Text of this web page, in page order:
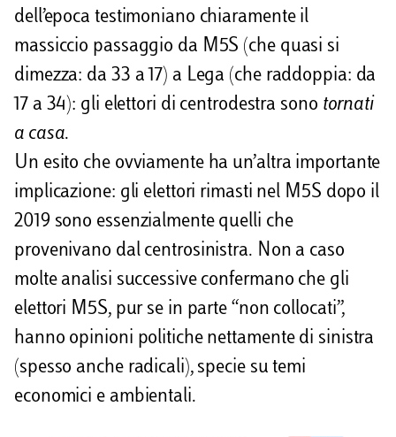
dell’epoca testimoniano chiaramente il
massiccio passaggio da M5S (che quasi si
dimezza: da 33 a 17) a Lega (che raddoppia: da
17 a 34): gli elettori di centrodestra sono tornati
a casa.
Un esito che ovviamente ha un’altra importante
implicazione: gli elettori rimasti nel M5S dopo il
2019 sono essenzialmente quelli che
provenivano dal centrosinistra. Non a caso
molte analisi successive confermano che gli
elettori M5S, pur se in parte “non collocati”,
hanno opinioni politiche nettamente di sinistra
(spesso anche radicali), specie su temi
economici e ambientali.